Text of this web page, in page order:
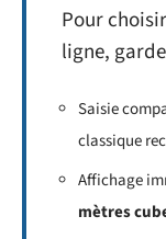
Pour
ligne,
Saisie
classique
Affichage
mètres